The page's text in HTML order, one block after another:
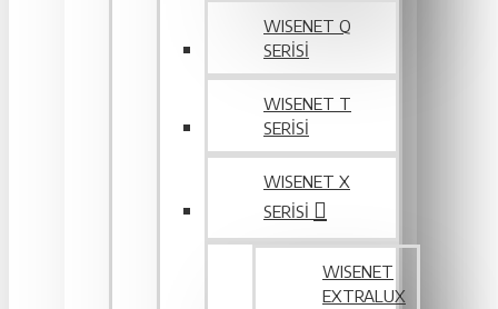
WISENET Q
SERİSİ
WISENET T
SERİSİ
WISENET X
SERİSİ
WISENET
EXTRALUX